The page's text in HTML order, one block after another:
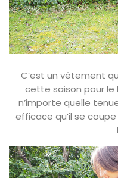
C’est un vêtement
cette saison pour le
n’importe quelle
efficace qu’il se